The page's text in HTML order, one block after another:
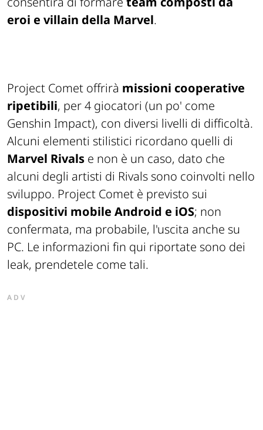
eroi e villain della Marvel.
Project Comet offrirà missioni cooperative
ripetibili, per 4 giocatori (un po' come
Genshin Impact), con diversi livelli di difficoltà.
Alcuni elementi stilistici ricordano quelli di
Marvel Rivals e non è un caso, dato che
alcuni degli artisti di Rivals sono coinvolti nello
sviluppo. Project Comet è previsto sui
dispositivi mobile Android e iOS; non
confermata, ma probabile, l'uscita anche su
PC. Le informazioni fin qui riportate sono dei
leak, prendetele come tali.
ADV